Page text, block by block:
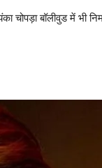
चोपड़ा बॉलीवुड में भी